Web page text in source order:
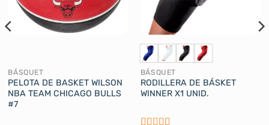
BÁSQUET
PELOTA DE BASKET WILSON
NBA TEAM CHICAGO BULLS
#7
BÁSQUET
RODILLERA DE BÁSKET
WINNER X1 UNID.